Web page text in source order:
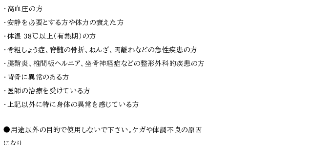
・高血圧の方
・安静を必要とする方や体力の衰えた方
・体温 38℃以上（有熱期）の方
・骨粗しょう症、脊髄の骨折、ねんざ、肉離れなどの急性疾患の方
・腱鞘炎、椎間板ヘルニア、坐骨神経症などの整形外科的疾患の方
・背骨に異常のある方
・医師の治療を受けている方
・上記以外に特に身体の異常を感じている方
●用途以外の目的で使用しないで下さい。ケガや体調不良の原因